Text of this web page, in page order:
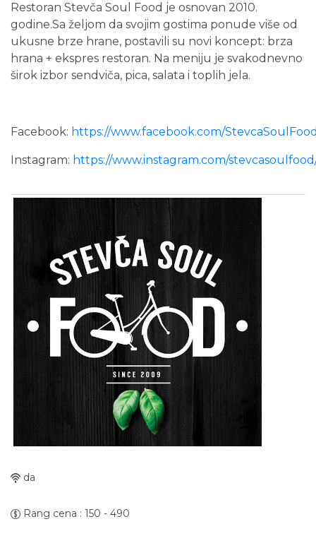
Restoran Stevča Soul Food je osnovan 2010.
godine.Sa željom da svojim gostima ponude više od
ukusne brze hrane, postavili su novi koncept: brza
hrana + ekspres restoran. Na meniju je svakodnevno
širok izbor sendviča, pica, salata i toplih jela.
Facebook: https://www.facebook.com/
Instagram: https://www.instagram.com/
da
Rang cena : 150 - 490